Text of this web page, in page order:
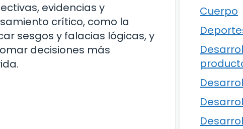
evidencias y
crítico, como la
sesgos y falacias lógicas, y
decisiones más
Cuerpo